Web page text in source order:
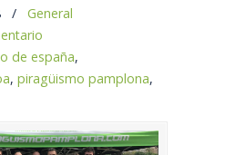
/
General
de españa,
, piragüismo pamplona,